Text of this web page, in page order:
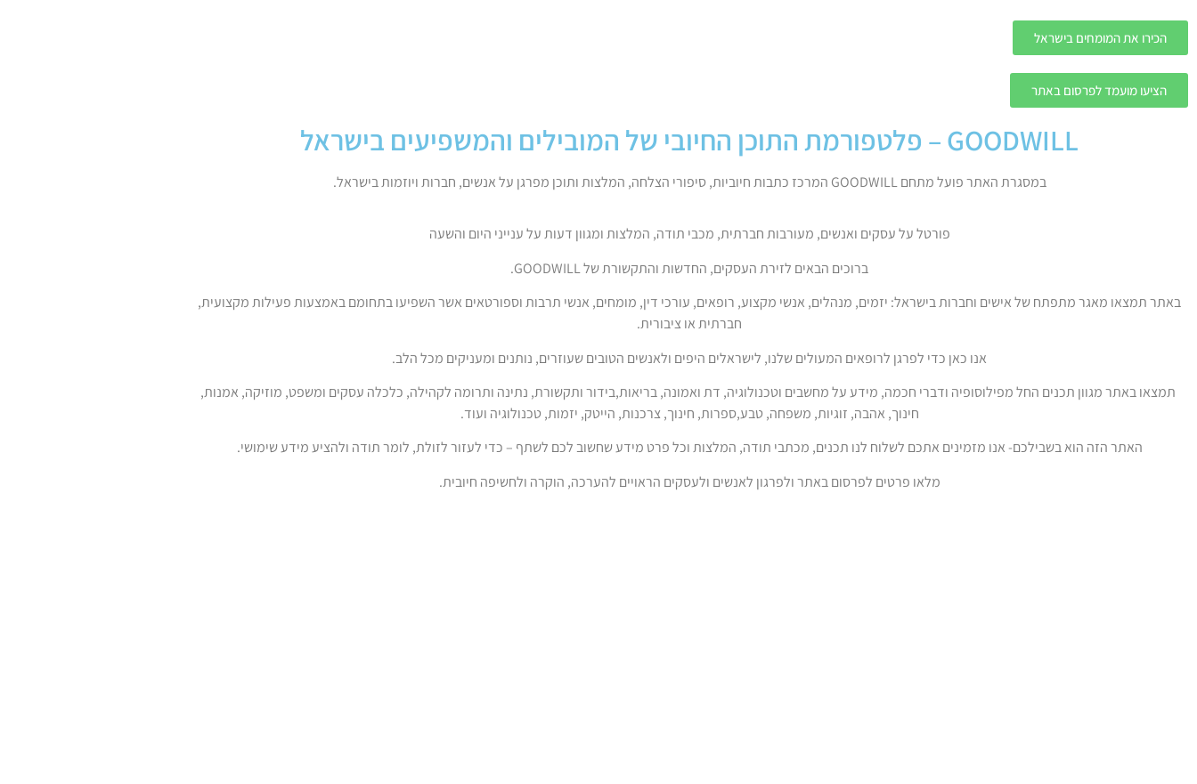
הכירו את המומחים בישראל
הציעו מועמד לפרסום באתר
GOODWILL – פלטפורמת התוכן החיובי של המובילים והמשפיעים בישראל
במסגרת האתר פועל מתחם GOODWILL המרכז כתבות חיוביות, סיפורי הצלחה, המלצות ותוכן מפרגן על אנשים, חברות ויוזמות בישראל.
פורטל על עסקים ואנשים, מעורבות חברתית, מכבי תודה, המלצות ומגוון דעות על ענייני היום והשעה
ברוכים הבאים לזירת העסקים, החדשות והתקשורת של GOODWILL.
באתר תמצאו מאגר מתפתח של אישים וחברות בישראל: יזמים, מנהלים, אנשי מקצוע, רופאים, עורכי דין, מומחים, אנשי תרבות וספורטאים אשר השפיעו בתחומם באמצעות פעילות מקצועית,
חברתית או ציבורית.
אנו כאן כדי לפרגן לרופאים המעולים שלנו, לישראלים היפים ולאנשים הטובים שעוזרים, נותנים ומעניקים מכל הלב.
תמצאו באתר מגוון תכנים החל מפילוסופיה ודברי חכמה, מידע על מחשבים וטכנולוגיה, דת ואמונה, בריאות,בידור ותקשורת, נתינה ותרומה לקהילה, כלכלה עסקים ומשפט, מוזיקה, אמנות,
חינוך, אהבה, זוגיות, משפחה, טבע,ספרות, חינוך, צרכנות, הייטק, יזמות, טכנולוגיה ועוד.
האתר הזה הוא בשבילכם- אנו מזמינים אתכם לשלוח לנו תכנים, מכתבי תודה, המלצות וכל פרט מידע שחשוב לכם לשתף – כדי לעזור לזולת, לומר תודה ולהציע מידע שימושי.
מלאו פרטים לפרסום באתר ולפרגון לאנשים ולעסקים הראויים להערכה, הוקרה ולחשיפה חיובית.